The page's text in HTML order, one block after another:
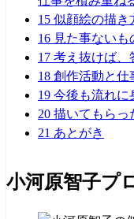
15 似顔絵の描き
16 見た事ないも
17 考え抜けば、
18 創作活動と仕
19 今後も流れに
20 描いてもらっ
21 あとがき
小河原智子プ